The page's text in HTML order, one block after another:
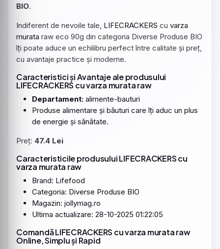
BIO.
Indiferent de nevoile tale, LIFECRACKERS cu varza
murata raw eco 90g din categoria Diverse Produse BIO
îți poate aduce un echilibru perfect între calitate și preț,
cu avantaje practice și moderne.
Caracteristici și Avantaje ale produsului
LIFECRACKERS cu varza murata raw
Departament: alimente-bauturi
Produse alimentare și băuturi care îți aduc un plus
de energie și sănătate.
Preț: 47.4 Lei
Caracteristicile produsului LIFECRACKERS cu
varza murata raw
Brand: Lifefood
Categoria: Diverse Produse BIO
Magazin: jollymag.ro
Ultima actualizare: 28-10-2025 01:22:05
Comandă LIFECRACKERS cu varza murata raw
Online, Simplu și Rapid